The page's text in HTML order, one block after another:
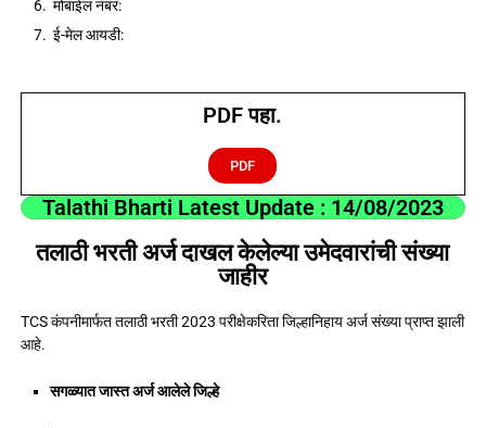
मोबाईल नंबर:
ई-मेल आयडी:
PDF पहा.
PDF
Talathi Bharti Latest Update : 14/08/2023
तलाठी भरती अर्ज दाखल केलेल्या उमेदवारांची संख्या
जाहीर
TCS कंपनीमार्फत तलाठी भरती 2023 परीक्षेकरिता जिल्हानिहाय अर्ज संख्या प्राप्त झाली
आहे.
सगळ्यात जास्त अर्ज आलेले जिल्हे